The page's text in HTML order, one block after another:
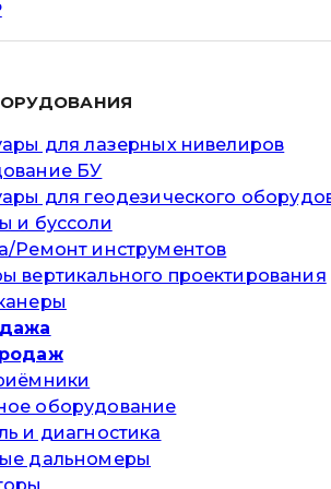
для лазерных нивелиров
БУ
для геодезического
и буссоли
Ремонт инструментов
вертикального проектирования
оборудование
и диагностика
дальномеры